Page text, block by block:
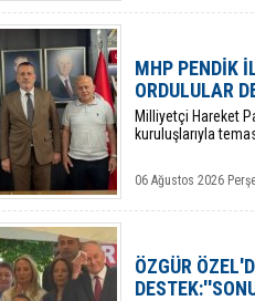
MHP PENDİK
ORDULULAR
​Milliyetçi Hareket
kuruluşlarıyla
06 Ağustos 2026
ÖZGÜR